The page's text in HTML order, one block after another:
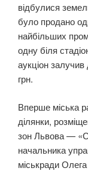
відбулися
було продано
найбільших
одну біля
аукціон
грн.
Вперше міська
ділянки,
зон Львова —
начальника
міськради